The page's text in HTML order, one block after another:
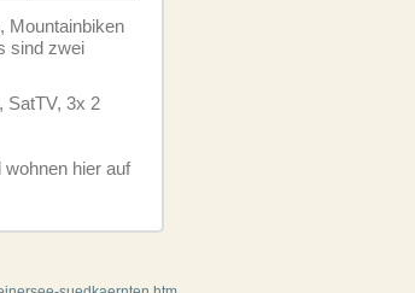
Mountainbiken
sind zwei
SatTV, 3x 2
hier auf